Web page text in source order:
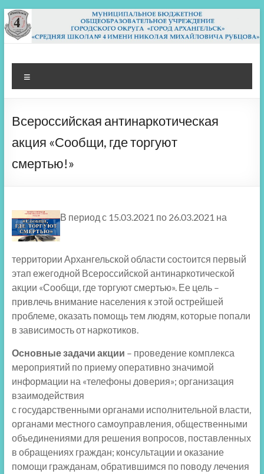
Перейти
к
содержимому
МБОУ СШ 4
Архангельск
Всероссийская антинаркотическая
акция «Сообщи, где торгуют
смертью!»
В период с 15.03.2021 по 26.03.2021 на
территории Архангельской области состоится первый
этап ежегодной Всероссийской антинаркотической
акции «Сообщи, где торгуют смертью». Ее цель –
привлечь внимание населения к этой острейшей
проблеме, оказать помощь тем людям, которые попали
в зависимость от наркотиков.
Основные задачи акции – проведение комплекса
мероприятий по приему оперативно значимой
информации на «телефоны доверия»; организация
взаимодействия
с государственными органами исполнительной власти,
органами местного самоуправления, общественными
объединениями для решения вопросов, поставленных
в обращениях граждан; консультации и оказание
помощи гражданам, обратившимся по поводу лечения